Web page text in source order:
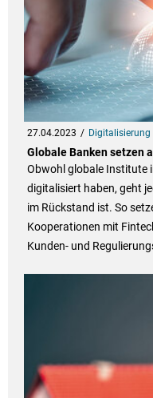
27.04.2023 Digitalisierung
Globale Banken setzen
Obwohl globale Institute
digitalisiert haben, geht
im Rückstand ist. So
Kooperationen mit
Kunden- und